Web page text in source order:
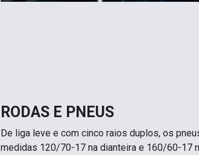
RODAS E PNEUS
De liga leve e com cinco raios duplos, os
medidas 120/70-17 na dianteira e 160/60-17